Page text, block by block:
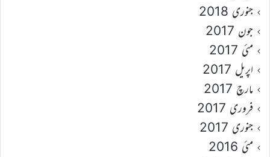
جنوری 2018
جون 2017
مئی 2017
اپریل 2017
مارچ 2017
فروری 2017
جنوری 2017
مئی 2016